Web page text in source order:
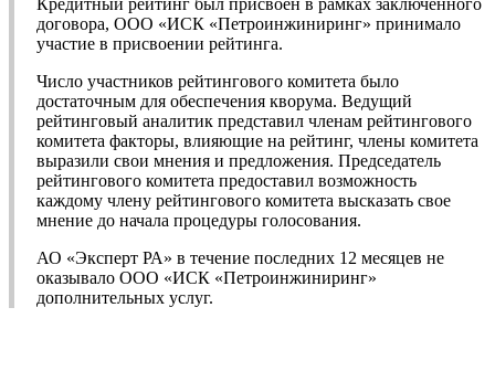
Кредитный рейтинг был присвоен в рамках заключенного
договора, ООО «ИСК «Петроинжиниринг» принимало
участие в присвоении рейтинга.
Число участников рейтингового комитета было
достаточным для обеспечения кворума. Ведущий
рейтинговый аналитик представил членам рейтингового
комитета факторы, влияющие на рейтинг, члены комитета
выразили свои мнения и предложения. Председатель
рейтингового комитета предоставил возможность
каждому члену рейтингового комитета высказать свое
мнение до начала процедуры голосования.
АО «Эксперт РА» в течение последних 12 месяцев не
оказывало ООО «ИСК «Петроинжиниринг»
дополнительных услуг.